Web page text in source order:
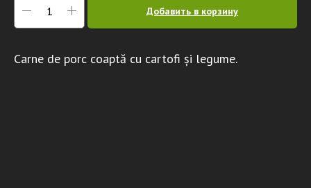
Добавить в корзину
Carne de porc coaptă cu cartofi și legume.